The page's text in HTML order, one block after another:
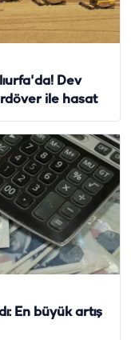
Dev
ile hasat
En büyük artış